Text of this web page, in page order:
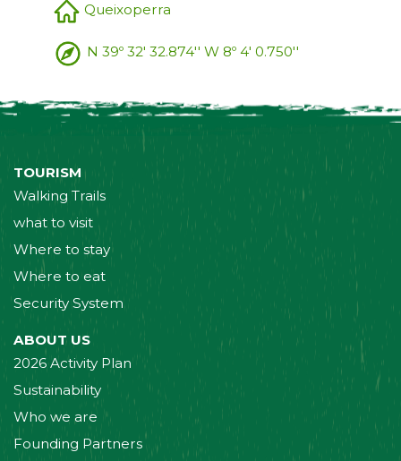
Queixoperra
N 39º 32' 32.874'' W 8º 4' 0.750''
TOURISM
Walking Trails
what to visit
Where to stay
Where to eat
Security System
ABOUT US
2026 Activity Plan
Sustainability
Who we are
Founding Partners